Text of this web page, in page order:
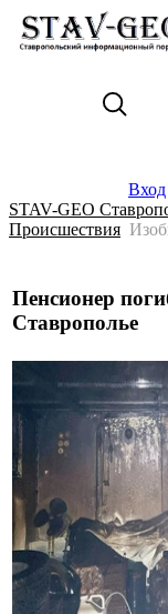
Вход
STAV-GEO
Происшествия
Пенсионер
Ставрополье